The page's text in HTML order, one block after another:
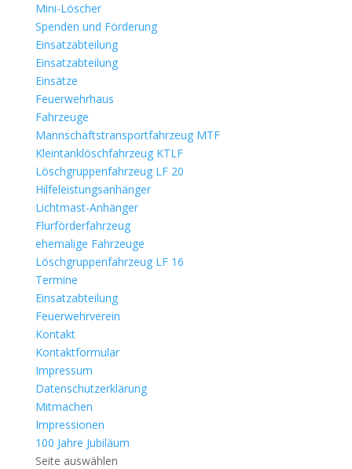
Mini-Löscher
Spenden und Förderung
Einsatzabteilung
Einsatzabteilung
Einsätze
Feuerwehrhaus
Fahrzeuge
Mannschaftstransportfahrzeug MTF
Kleintanklöschfahrzeug KTLF
Löschgruppenfahrzeug LF 20
Hilfeleistungsanhänger
Lichtmast-Anhänger
Flurförderfahrzeug
ehemalige Fahrzeuge
Löschgruppenfahrzeug LF 16
Termine
Einsatzabteilung
Feuerwehrverein
Kontakt
Kontaktformular
Impressum
Datenschutzerklärung
Mitmachen
Impressionen
100 Jahre Jubiläum
Seite auswählen